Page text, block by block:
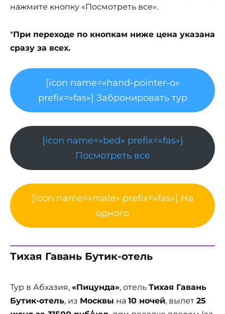
нажмите кнопку «Посмотреть все».
*При переходе по кнопкам ниже цена указана
сразу за всех.
[icon name=»hand-pointer-o»
prefix=»fas»] Забронировать тур
[icon name=»bed» prefix=»fas»]
Посмотреть все
[icon name=»male» prefix=»fas»] На
одного
Тихая Гавань Бутик-отель
Тур в Абхазия, «Пицунда», отель Тихая Гавань
Бутик-отель, из Москвы на 10 ночей, вылет 25